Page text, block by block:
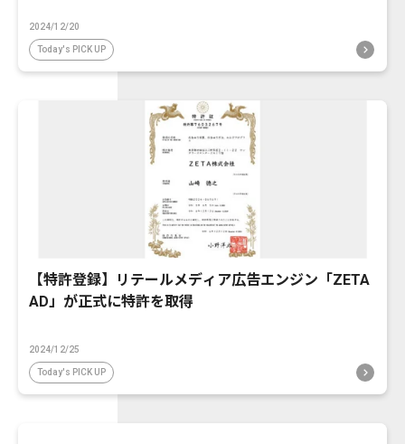
2024/12/20
Today's PICK UP
【特許登録】リテールメディア広告エンジン「ZETA
AD」が正式に特許を取得
2024/12/25
Today's PICK UP